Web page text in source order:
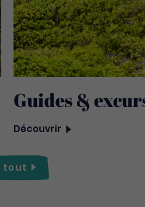
Guides &
Découvrir
tout